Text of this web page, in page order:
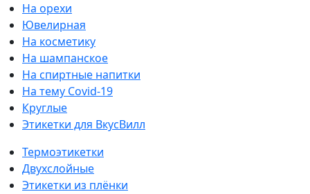
На орехи
Ювелирная
На косметику
На шампанское
На спиртные напитки
На тему Covid-19
Круглые
Этикетки для ВкусВилл
Термоэтикетки
Двухслойные
Этикетки из плёнки